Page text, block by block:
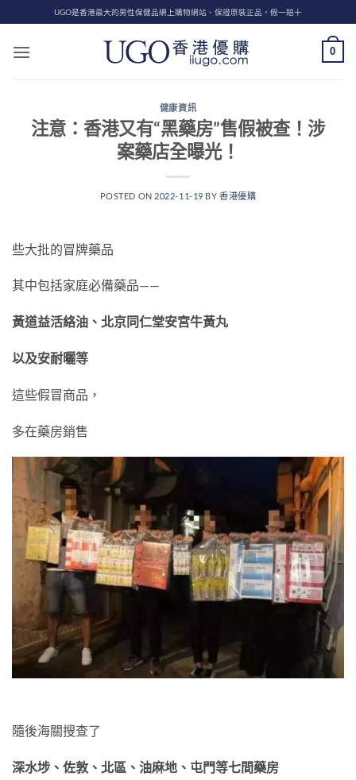
to
content
UGO是香港最大的男性保健品網上購物網站、保證原裝正品，假一賠十
0
健康資訊
注意：香港又有“黑藥房”售假被查！涉
案藥店全曝光！
POSTED ON 2022-11-19 BY香港優購
些大批的冒牌藥品
其中包括家庭必備藥品——
黃道益活絡油、北京同仁堂安宮牛黃丸
以及安耐曬等
這些假冒商品，
多在藥房銷售
隨後海關搜查了
深水埗、佐敦、北區、油麻地、屯門等七間藥房